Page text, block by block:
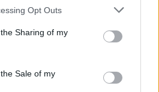
Opt Outs
Sharing of my
Sale of my